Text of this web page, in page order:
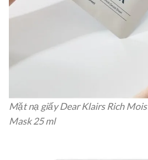
Mặt nạ giấy Dear Klairs Rich
Mask 25 ml